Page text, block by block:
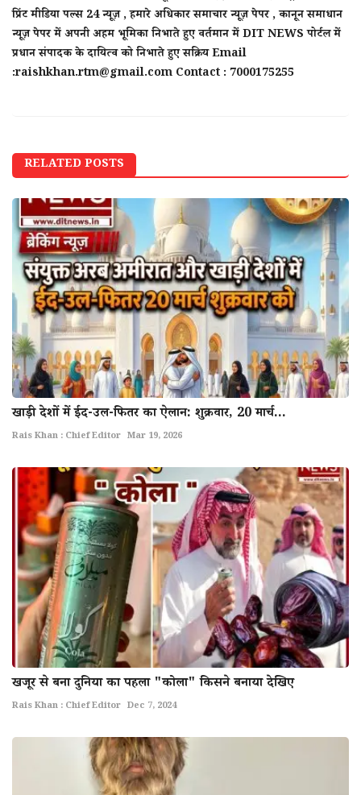
प्रिंट मीडिया पल्स 24 न्यूज़ , हमारे अधिकार समाचार न्यूज़ पेपर , कानून समाधान
न्यूज़ पेपर में अपनी अहम भूमिका निभाते हुए वर्तमान में DIT NEWS पोर्टल में
प्रधान संपादक के दायित्व को निभाते हुए सक्रिय Email
:raishkhan.rtm@gmail.com Contact : 7000175255
RELATED POSTS
खाड़ी देशों में ईद-उल-फितर का ऐलान: शुक्रवार, 20 मार्च...
Rais Khan : Chief Editor Mar 19, 2026
खजूर से बना दुनिया का पहला "कोला" किसने बनाया देखिए
Rais Khan : Chief Editor Dec 7, 2024